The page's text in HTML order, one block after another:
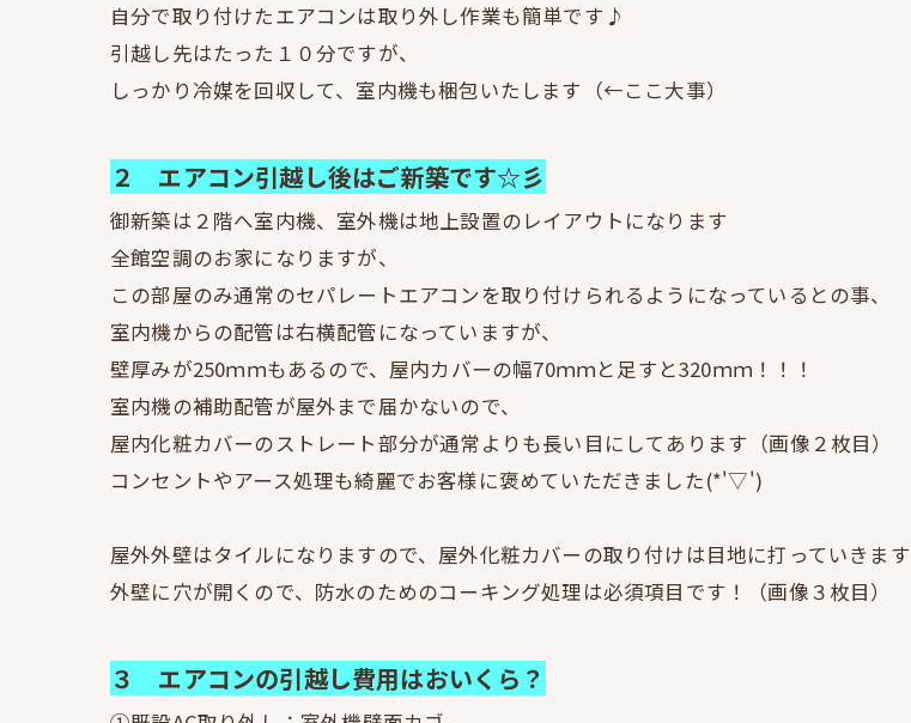
自分で取り付けたエアコンは取り外し作業も簡単です♪
引越し先はたった１０分ですが、
しっかり冷媒を回収して、室内機も梱包いたします（←ここ大事）
２ エアコン引越し後はご新築です☆彡
御新築は２階へ室内機、室外機は地上設置のレイアウトになります
全館空調のお家になりますが、
この部屋のみ通常のセパレートエアコンを取り付けられるようになっているとの事、
室内機からの配管は右横配管になっていますが、
壁厚みが250ｍｍもあるので、屋内カバーの幅70ｍｍと足すと320ｍｍ！！！
室内機の補助配管が屋外まで届かないので、
屋内化粧カバーのストレート部分が通常よりも長い目にしてあります（画像２枚目）
コンセントやアース処理も綺麗でお客様に褒めていただきました(*'▽')
屋外外壁はタイルになりますので、屋外化粧カバーの取り付けは目地に打っていきます
外壁に穴が開くので、防水のためのコーキング処理は必須項目です！（画像３枚目）
３ エアコンの引越し費用はおいくら？